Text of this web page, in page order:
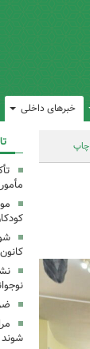
خبرهای داخلی
چاپ
شوند